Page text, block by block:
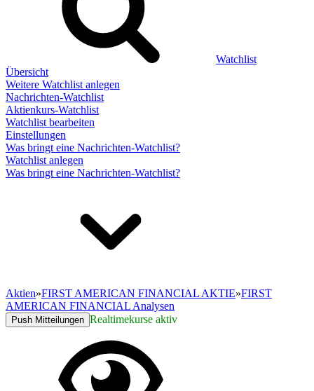
Watchlist
Übersicht
Weitere Watchlist anlegen
Nachrichten-Watchlist
Aktienkurs-Watchlist
Watchlist bearbeiten
Einstellungen
Was bringt eine Nachrichten-Watchlist?
Watchlist anlegen
Was bringt eine Nachrichten-Watchlist?
Aktien»FIRST AMERICAN FINANCIAL AKTIE»FIRST
AMERICAN FINANCIAL Analysen
Push Mitteilungen Realtimekurse aktiv